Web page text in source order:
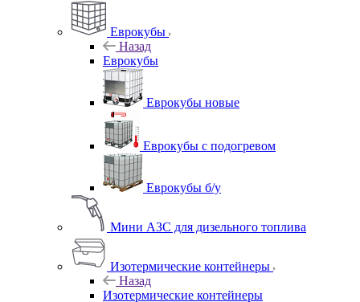
Еврокубы
Назад
Еврокубы
Еврокубы новые
Еврокубы с подогревом
Еврокубы б/у
Мини АЗС для дизельного топлива
Изотермические контейнеры
Назад
Изотермические контейнеры